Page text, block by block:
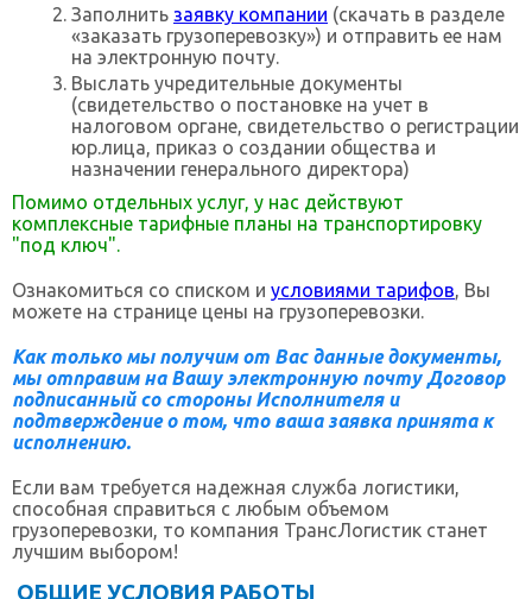
Заполнить заявку компании (скачать в разделе
«заказать грузоперевозку») и отправить ее нам
на электронную почту.
Выслать учредительные документы
(свидетельство о постановке на учет в
налоговом органе, свидетельство о регистрации
юр.лица, приказ о создании общества и
назначении генерального директора)
Помимо отдельных услуг, у нас действуют
комплексные тарифные планы на транспортировку
"под ключ".
Ознакомиться со списком и условиями тарифов, Вы
можете на странице цены на грузоперевозки.
Как только мы получим от Вас данные документы,
мы отправим на Вашу электронную почту Договор
подписанный со стороны Исполнителя и
подтверждение о том, что ваша заявка принята к
исполнению.
Если вам требуется надежная служба логистики,
способная справиться с любым объемом
грузоперевозки, то компания ТрансЛогистик станет
лучшим выбором!
ОБЩИЕ УСЛОВИЯ РАБОТЫ